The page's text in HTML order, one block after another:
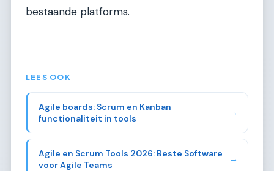
bestaande platforms.
LEES OOK
Agile boards: Scrum en Kanban
functionaliteit in tools
→
Agile en Scrum Tools 2026: Beste Software
voor Agile Teams
→